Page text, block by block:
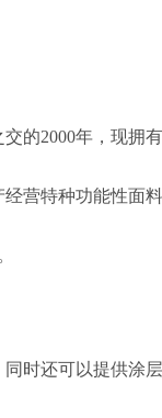
的2000年，现拥
营特种功能性面
时还可以提供涂